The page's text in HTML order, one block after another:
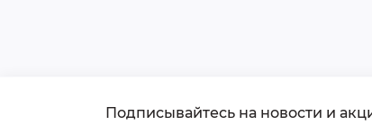
Подписывайтесь на новости и